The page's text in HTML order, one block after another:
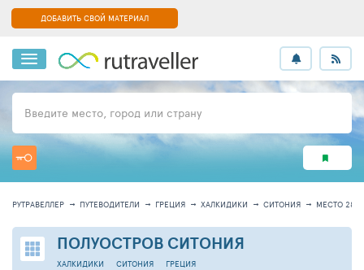
ДОБАВИТЬ СВОЙ МАТЕРИАЛ
Введите место, город или страну
РУТРАВЕЛЛЕР ПУТЕВОДИТЕЛИ ГРЕЦИЯ ХАЛКИДИКИ СИТОНИЯ МЕСТО 2886
ПОЛУОСТРОВ СИТОНИЯ
ГРЕЦИЯ
ХАЛКИДИКИ СИТОНИЯ